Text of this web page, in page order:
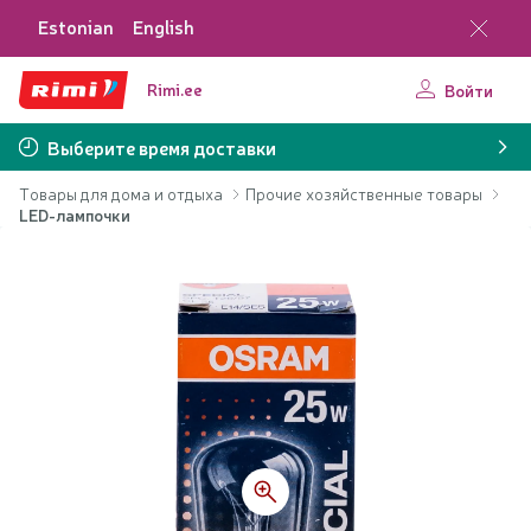
Estonian English
Rimi.ee Войти
Выберите время доставки
Товары для дома и отдыха
Прочие хозяйственные товары
LED-лампочки